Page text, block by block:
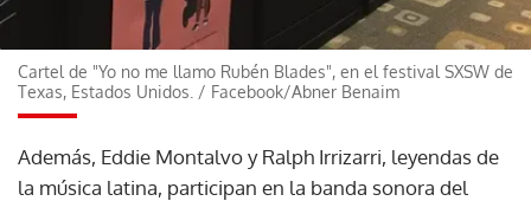
Cartel de "Yo no me llamo Rubén Blades", en el festival SXSW de
Texas, Estados Unidos. / Facebook/Abner Benaim
Además, Eddie Montalvo y Ralph Irrizarri, leyendas de
la música latina, participan en la banda sonora del